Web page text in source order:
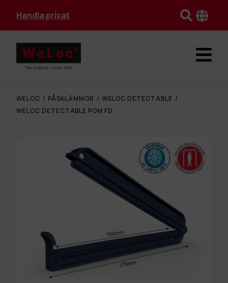
Handla privat
WELOC / PÅSKLÄMMOR / WELOC DETECTABLE /
WELOC DETECTABLE POM FD